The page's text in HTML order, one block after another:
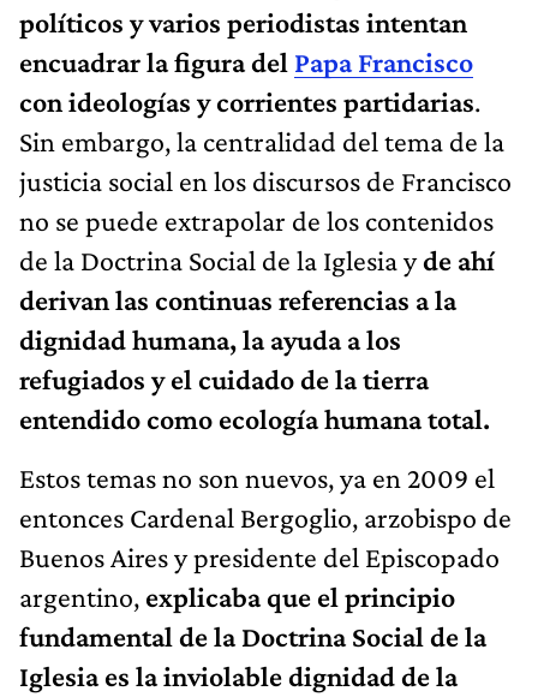
políticos y varios periodistas intentan
encuadrar la figura del Papa Francisco
con ideologías y corrientes partidarias.
Sin embargo, la centralidad del tema de la
justicia social en los discursos de Francisco
no se puede extrapolar de los contenidos
de la Doctrina Social de la Iglesia yde ahí
derivan las continuas referencias a la
dignidad humana, la ayuda a los
refugiados y el cuidado de la tierra
entendido como ecología humana total.
Estos temas no son nuevos, ya en 2009 el
entonces Cardenal Bergoglio, arzobispo de
Buenos Aires y presidente del Episcopado
argentino, explicaba que el principio
fundamental de la Doctrina Social de la
Iglesia es la inviolable dignidad de la